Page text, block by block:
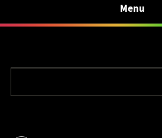
Menu